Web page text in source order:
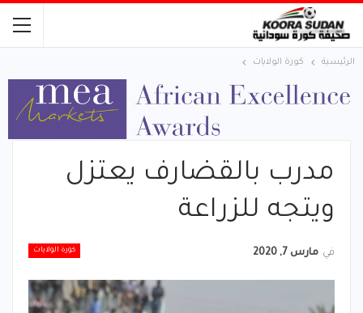
الرئيسية كورة الولايات
مدرب بالقضارف يعتزل
ويتجه للزراعة
كورة الولايات في مارس 7, 2020